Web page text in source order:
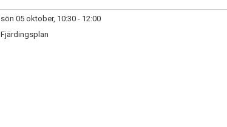
sön 05 oktober, 10:30 - 12:00
Fjärdingsplan